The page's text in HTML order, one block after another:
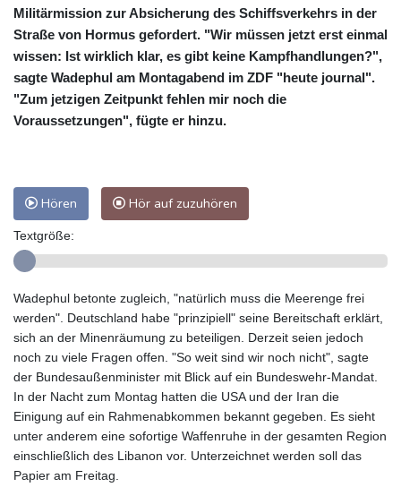
Militärmission zur Absicherung des Schiffsverkehrs in der
Straße von Hormus gefordert. "Wir müssen jetzt erst einmal
wissen: Ist wirklich klar, es gibt keine Kampfhandlungen?",
sagte Wadephul am Montagabend im ZDF "heute journal".
"Zum jetzigen Zeitpunkt fehlen mir noch die
Voraussetzungen", fügte er hinzu.
Hören Hör auf zuzuhören
Textgröße:
Wadephul betonte zugleich, "natürlich muss die Meerenge frei
werden". Deutschland habe "prinzipiell" seine Bereitschaft erklärt,
sich an der Minenräumung zu beteiligen. Derzeit seien jedoch
noch zu viele Fragen offen. "So weit sind wir noch nicht", sagte
der Bundesaußenminister mit Blick auf ein Bundeswehr-Mandat.
In der Nacht zum Montag hatten die USA und der Iran die
Einigung auf ein Rahmenabkommen bekannt gegeben. Es sieht
unter anderem eine sofortige Waffenruhe in der gesamten Region
einschließlich des Libanon vor. Unterzeichnet werden soll das
Papier am Freitag.